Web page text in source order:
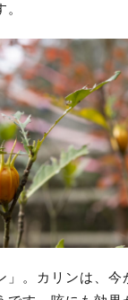
」。カリンは、今